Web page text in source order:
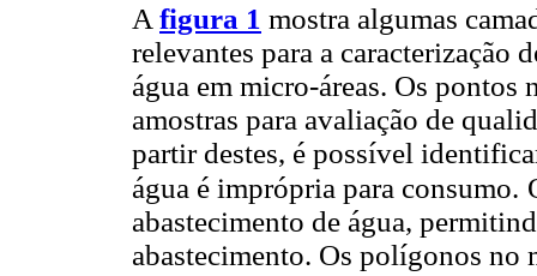
A figura 1 mostra algumas
relevantes para a caracterização
água em micro-áreas. Os pontos
amostras para avaliação de
partir destes, é possível
água é imprópria para consumo.
abastecimento de água,
abastecimento. Os polígonos no